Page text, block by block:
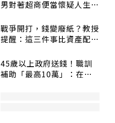
男對著超商便當懷疑人生
戰爭開打，錢變廢紙？教授
提醒：這三件事比資產配置
45歲以上政府送錢！職訓
補助「最高10萬」：在